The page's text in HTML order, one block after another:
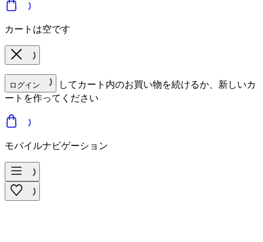
カートは空です
ログイン
してカート内のお買い物を続けるか、新しいカ
ートを作ってください
モバイルナビゲーション